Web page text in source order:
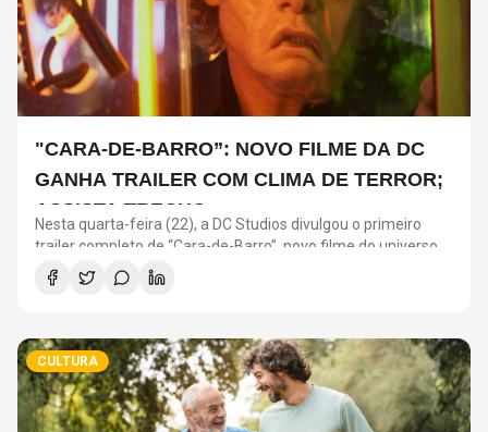
"CARA-DE-BARRO”: NOVO FILME DA DC
GANHA TRAILER COM CLIMA DE TERROR;
ASSISTA TRECHO
Nesta quarta-feira (22), a DC Studios divulgou o primeiro
trailer completo de “Cara-de-Barro”, novo filme do universo
da produtora nos cinemas.
CULTURA